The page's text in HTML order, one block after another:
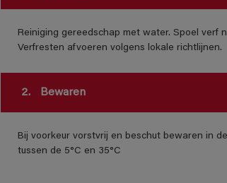
Reiniging gereedschap met water. Spoel verf
Verfresten afvoeren volgens lokale richtlijnen.
2. Bewaren
Bij voorkeur vorstvrij en beschut bewaren in
tussen de 5°C en 35°C